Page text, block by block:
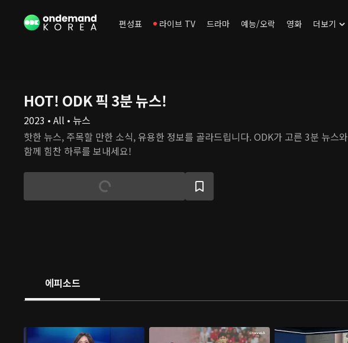
편성표 라이브 TV 드라마 예능/오락 영화 더보기
HOT! ODK 픽 3분 뉴스!
2023 • All • 뉴스
핫한 뉴스, 주목할 만한 소식, 유용한 정보를 골라드립니다. ODK가 고른 3분 뉴스와
함께 힘찬 하루를 보내세요!
에피소드